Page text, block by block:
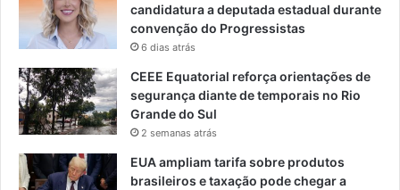
candidatura a deputada estadual durante
convenção do Progressistas
6 dias atrás
CEEE Equatorial reforça orientações de
segurança diante de temporais no Rio
Grande do Sul
2 semanas atrás
EUA ampliam tarifa sobre produtos
brasileiros e taxação pode chegar a